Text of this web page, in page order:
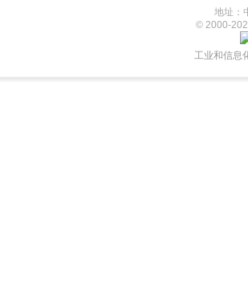
地址
© 2000-
工业和信息